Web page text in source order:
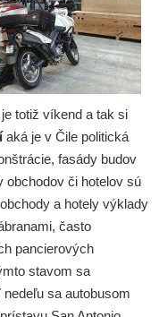
totiž víkend a tak si
aká je v Čile politická
fasády budov
obchodov či hotelov sú
a hotely výklady
často
pancierových
stavom sa
sa autobusom